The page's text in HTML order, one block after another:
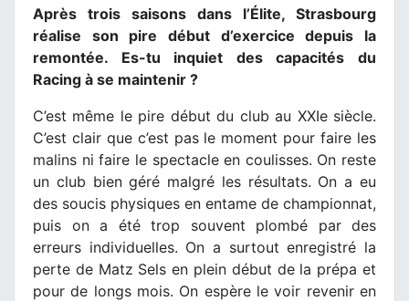
Après trois saisons dans l’Élite, Strasbourg
réalise son pire début d’exercice depuis la
remontée. Es-tu inquiet des capacités du
Racing à se maintenir ?
C’est même le pire début du club au XXIe siècle.
C’est clair que c’est pas le moment pour faire les
malins ni faire le spectacle en coulisses. On reste
un club bien géré malgré les résultats. On a eu
des soucis physiques en entame de championnat,
puis on a été trop souvent plombé par des
erreurs individuelles. On a surtout enregistré la
perte de Matz Sels en plein début de la prépa et
pour de longs mois. On espère le voir revenir en